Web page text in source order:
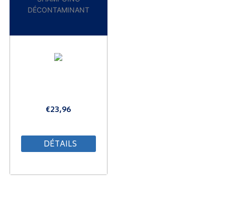
DÉCONTAMINANT
€23,96
DÉTAILS